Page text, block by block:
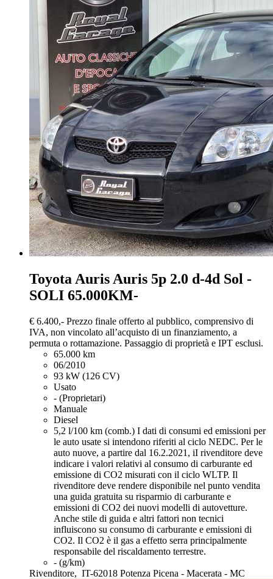
Toyota Auris Auris 5p 2.0 d-4d Sol -
SOLI 65.000KM-
€ 6.400,- Prezzo finale offerto al pubblico, comprensivo di
IVA, non vincolato all’acquisto di un finanziamento, a
permuta o rottamazione. Passaggio di proprietà e IPT esclusi.
65.000 km
06/2010
93 kW (126 CV)
Usato
- (Proprietari)
Manuale
Diesel
5,2 l/100 km (comb.) I dati di consumi ed emissioni per
le auto usate si intendono riferiti al ciclo NEDC. Per le
auto nuove, a partire dal 16.2.2021, iI rivenditore deve
indicare i valori relativi al consumo di carburante ed
emissione di CO2 misurati con il ciclo WLTP. Il
rivenditore deve rendere disponibile nel punto vendita
una guida gratuita su risparmio di carburante e
emissioni di CO2 dei nuovi modelli di autovetture.
Anche stile di guida e altri fattori non tecnici
influiscono su consumo di carburante e emissioni di
CO2. Il CO2 è il gas a effetto serra principalmente
responsabile del riscaldamento terrestre.
- (g/km)
Rivenditore, IT-62018 Potenza Picena - Macerata - MC